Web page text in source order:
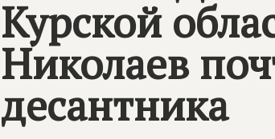
Курской
Николаев
десантника